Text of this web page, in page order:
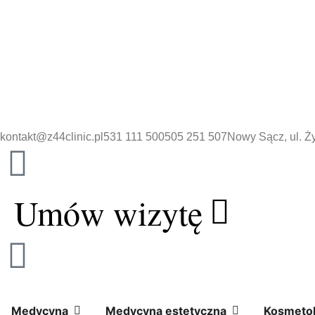
kontakt@z44clinic.pl 531 111 500505 251 507Nowy Sącz, ul.
Umów wizytę
Medycyna Open Medycyna
Medycyna estetyczna Open